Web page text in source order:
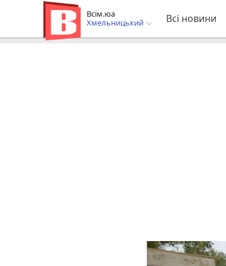
Всім.юа
Хмельницький
Всі новини